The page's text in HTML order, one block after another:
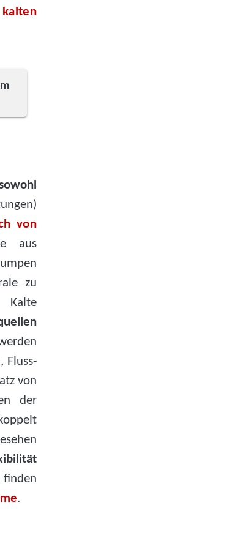
von
aus
zu
Kalte
Fluss-
von
der
finden
.